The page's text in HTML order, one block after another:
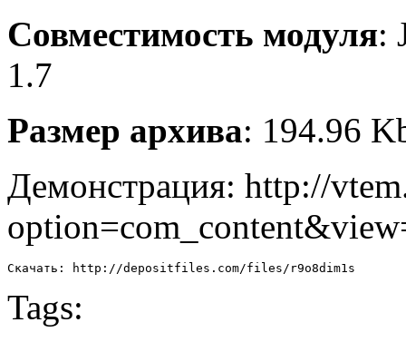
Совместимость модуля:
1.7
Размер архива: 194.96
Демонстрация: http://
Скачать: http://depositfiles.com/files/r9o8dim1s
Tags: